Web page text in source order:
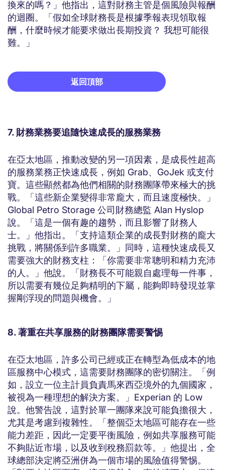
換來的嗎？」他指出，這對財務主管是個風險與報酬
的迴圈。「假如全球財務長是根據季報表現領取報
酬，什麼時候才能要求做出長期投資？ 我想可能很
難。」
返回頂部
7. 財務業務要追隨快速成長的服務業務
在亞太地區，推動改變的另一項因素，是成長性超高
的服務業務正快速成長，例如 Grab、GoJek 或支付
寶。這些顯然都為他們相關的財務團隊帶來極大的挑
戰。「這些新企業變得非常龐大，而且速度極快。」
Global Petro Storage 公司財務總監 Alan Hyslop
說。「這是一個有趣的趨勢，而且影響了財務人
士。」他指出。「支持這類企業的成長對財務的龐大
挑戰，將關係到許多職業。」同時，這種快速成長又
需要強大的財務支柱：「你需要非常聰明和精力充沛
的人。」他說。「財務長不可能親自處理每一件事，
所以需要有幾位足夠精明的下屬，能夠即時發現並掌
握剛浮現的問題與機會。」
8. 著重在共享服務的財務團隊需要警惕
在亞太地區，許多公司已經或正在轉型為低成本的地
區服務中心模式，這需要財務團隊的密切關注。「例
如，設立一位主計員負責馬來西亞境外的九個國家，
被視為一種理想的解決方案。」Experian 的 Low
說。他警告說，這對於單一團隊來說可能負擔很大，
尤其是考慮到複雜性。「整個亞太地區可能存在一些
能力差距，因此一定要平衡風險，例如共享服務可能
不夠貼近市場，以及收到稅務罰款等。」他提出，全
球總部決定將亞洲併為一個市場的風險值得警惕。